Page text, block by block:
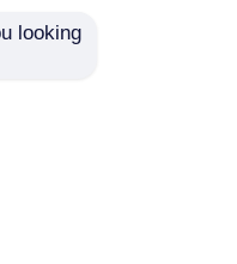
공장.Copyright ©
looking